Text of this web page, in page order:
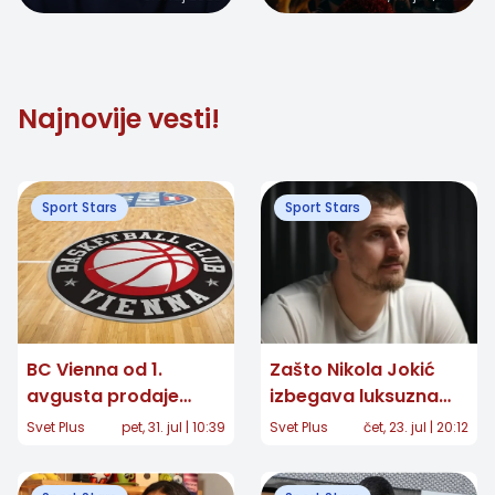
Najnovije vesti!
Sport Stars
BC Vienna od 1.
avgusta prodaje
sezonske karte:
evropska košarka
Svet Plus pet, 31. jul | 10:39
Sport Stars
Zašto Nikola Jokić
izbegava luksuzna
letovališta? Njegov
izgleda sasvim
Svet Plus čet, 23. jul | 20:12